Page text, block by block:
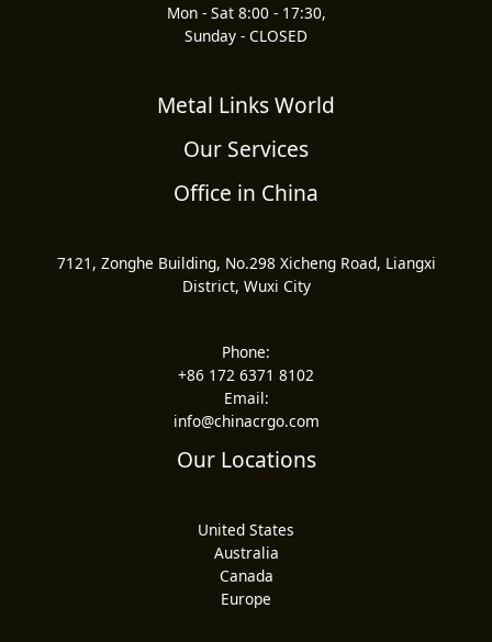
Mon - Sat 8:00 - 17:30,
Sunday - CLOSED
Metal Links World
Our Services
Office in China
7121, Zonghe Building, No.298 Xicheng Road, Liangxi
District, Wuxi City
Phone:
+86 172 6371 8102
Email:
info@chinacrgo.com
Our Locations
United States
Australia
Canada
Europe